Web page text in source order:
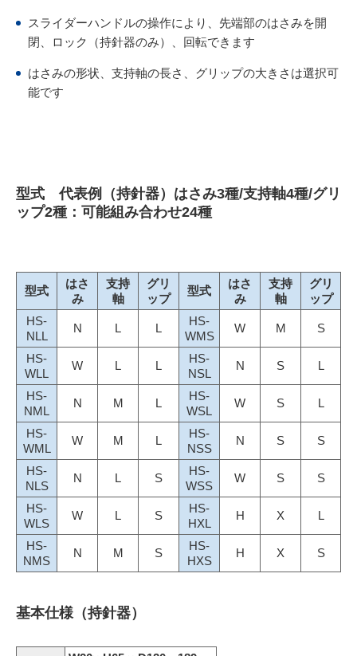
スライダーハンドルの操作により、先端部のはさみを開
閉、ロック（持針器のみ）、回転できます
はさみの形状、支持軸の長さ、グリップの大きさは選択可
能です
型式 代表例（持針器）はさみ3種/支持軸4種/グリ
ップ2種：可能組み合わせ24種
型式
はさ
み
支持
軸
グリ
ップ
型式
はさ
み
支持
軸
グリ
ップ
HS-
NLL
N L L
HS-
WMS
W M S
HS-
WLL
W L L
HS-
NSL
N S L
HS-
NML
N M L
HS-
WSL
W S L
HS-
WML
W M L
HS-
NSS
N S S
HS-
NLS
N L S
HS-
WSS
W S S
HS-
WLS
W L S
HS-
HXL
H X L
HS-
NMS
N M S
HS-
HXS
H X S
基本仕様（持針器）